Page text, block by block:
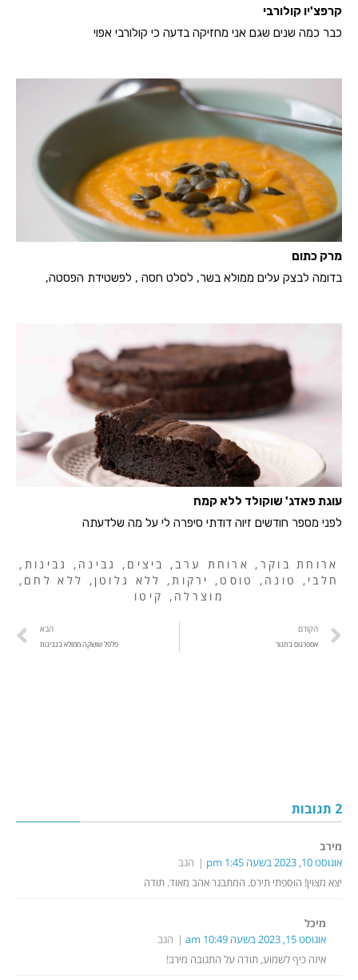
קרפצ'יו קולורבי
כבר כמה שנים שגם אני מחזיקה בדעה כי קולורבי אפוי
מרק כתום
בדומה לבצק עלים ממולא בשר, לסלט חסה , לפשטידת הפסטה,
עוגת פאדג' שוקולד ללא קמח
לפני מספר חודשים זיוה דודתי סיפרה לי על מה שלדעתה
ארוחת בוקר , ארוחת ערב, ביצים , גבינה , גבינות ,
חלבי , טונה , טוסט , ירקות , ללא גלוטן, ללא לחם ,
מוצרלה , קיטו
הקודם
אספרגוס בתנור
הבא
פלפל שושקה ממולא בגבינות
2 תגובות
מירב
אוגוסט 10, 2023 בשעה 1:45 pm
הגב
יצא מצוין! הוספתי תירס. המתבגר אהב מאוד. תודה
מיכל
אוגוסט 15, 2023 בשעה 10:49 am
הגב
איזה כיף לשמוע, תודה על התגובה מירב!